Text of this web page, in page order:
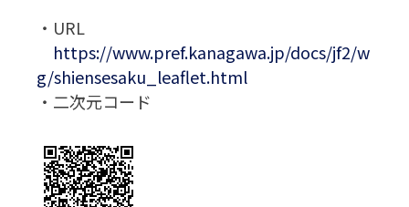
・URL
https://www.pref.kanagawa.jp/docs/jf2/w
g/shiensesaku_leaflet.html
・二次元コード